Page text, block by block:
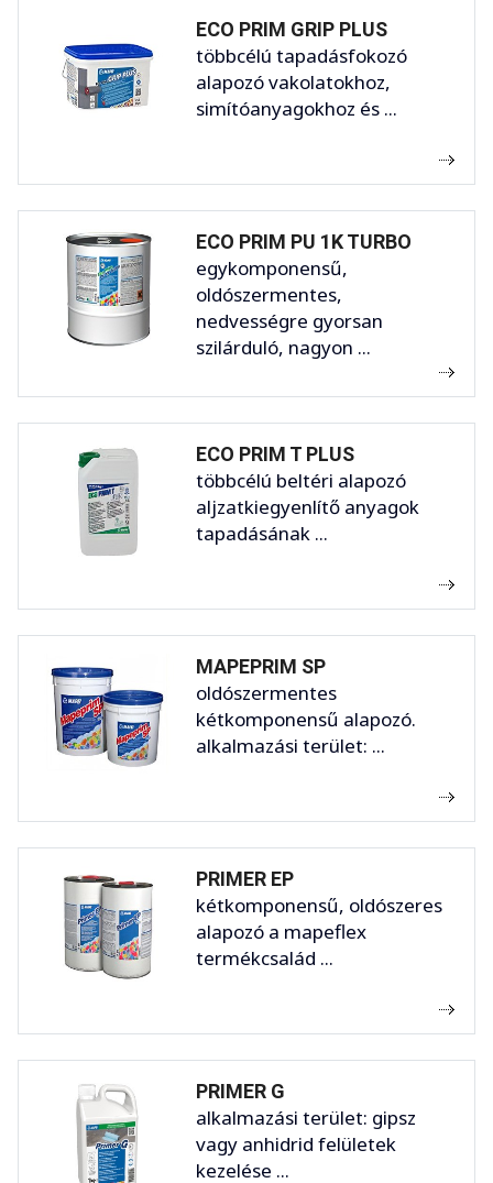
ECO PRIM GRIP PLUS
többcélú tapadásfokozó
alapozó vakolatokhoz,
simítóanyagokhoz és ...
ECO PRIM PU 1K TURBO
egykomponensű,
oldószermentes,
nedvességre gyorsan
szilárduló, nagyon ...
ECO PRIM T PLUS
többcélú beltéri alapozó
aljzatkiegyenlítő anyagok
tapadásának ...
MAPEPRIM SP
oldószermentes
kétkomponensű alapozó.
alkalmazási terület: ...
PRIMER EP
kétkomponensű, oldószeres
alapozó a mapeflex
termékcsalád ...
PRIMER G
alkalmazási terület: gipsz
vagy anhidrid felületek
kezelése ...